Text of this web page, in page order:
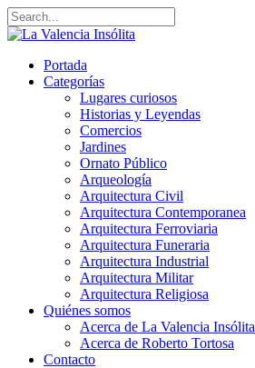
Portada
Categorías
Lugares curiosos
Historias y Leyendas
Comercios
Jardines
Ornato Público
Arqueología
Arquitectura Civil
Arquitectura Contemporanea
Arquitectura Ferroviaria
Arquitectura Funeraria
Arquitectura Industrial
Arquitectura Militar
Arquitectura Religiosa
Quiénes somos
Acerca de La Valencia Insólita
Acerca de Roberto Tortosa
Contacto